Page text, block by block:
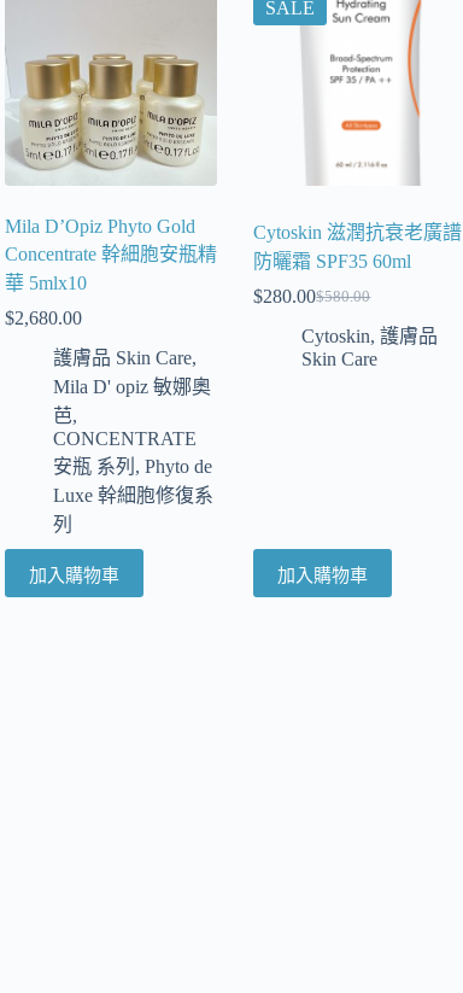
Mila D’Opiz Phyto Gold
Concentrate 幹細胞安瓶精
華 5mlx10
$2,680.00
護膚品 Skin Care,
Mila D' opiz 敏娜奧
芭,
CONCENTRATE
安瓶 系列 ,Phyto de
Luxe 幹細胞修復系
列
加入購物車
SALE
Cytoskin 滋潤抗衰老廣譜
防曬霜 SPF35 60ml
$580.00
$280.00
Cytoskin,護膚品
Skin Care
加入購物車